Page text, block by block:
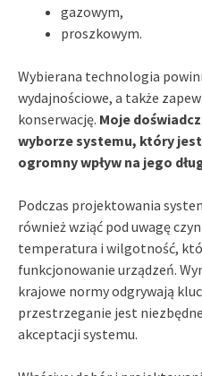
gazowym,
proszkowym.
Wybierana technologia
wydajnościowe, a także
konserwację. Moje
wyborze systemu, który
ogromny wpływ na jego
Podczas projektowania
również wziąć pod uwagę
temperatura i wilgotność,
funkcjonowanie urządzeń.
krajowe normy odgrywają
przestrzeganie jest
akceptacji systemu.